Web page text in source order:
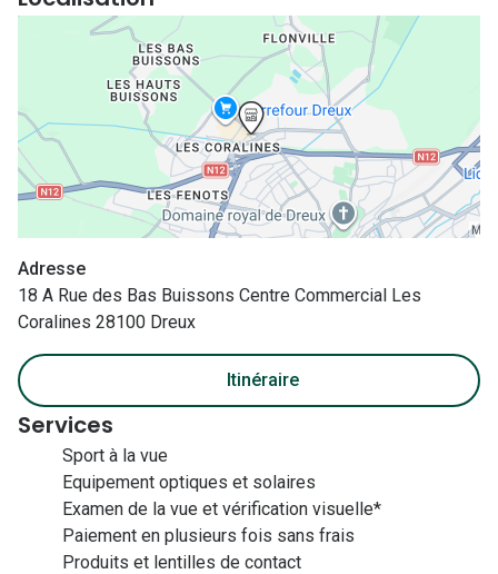
Nos
Comment
La santé
Nos
Adresse
18 A Rue des Bas Buissons Centre Commercial Les
Coralines 28100 Dreux
Itinéraire
Services
Sport à la vue
Equipement optiques et solaires
Examen de la vue et vérification visuelle*
Paiement en plusieurs fois sans frais
Produits et lentilles de contact